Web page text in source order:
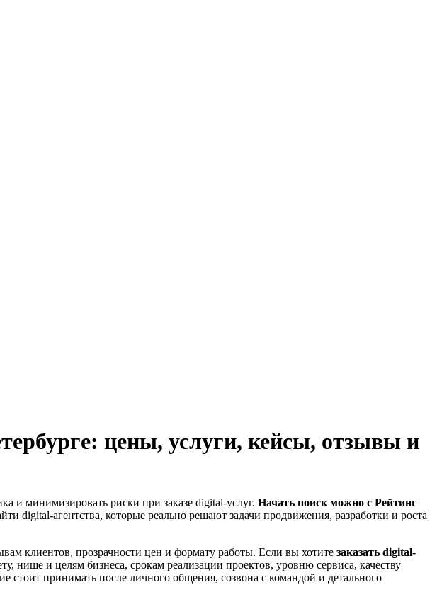
цены, услуги, кейсы, отзывы и
и минимизировать риски при заказе digital-услуг. Начать поиск можно с Рейтинг
digital-агентства, которые реально решают задачи продвижения, разработки и роста
клиентов, прозрачности цен и формату работы. Если вы хотите заказать digital-
нише и целям бизнеса, срокам реализации проектов, уровню сервиса, качеству
принимать после личного общения, созвона с командой и детального